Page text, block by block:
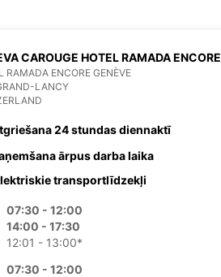
CAROUGE HOTEL RAMADA ENCORE
RAMADA ENCORE GENÈVE
LANCY
24 stundas diennaktī
ārpus darba laika
transportlīdzekļi
07:30 - 12:00
14:00 - 17:30
12:01 - 13:00*
07:30 - 12:00